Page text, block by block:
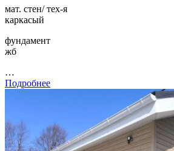
мат. стен/ тех-я
каркасый
фундамент
жб
…
Подробнее